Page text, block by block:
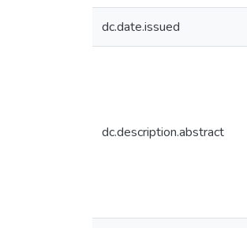
dc.date.issued
dc.description.abstract